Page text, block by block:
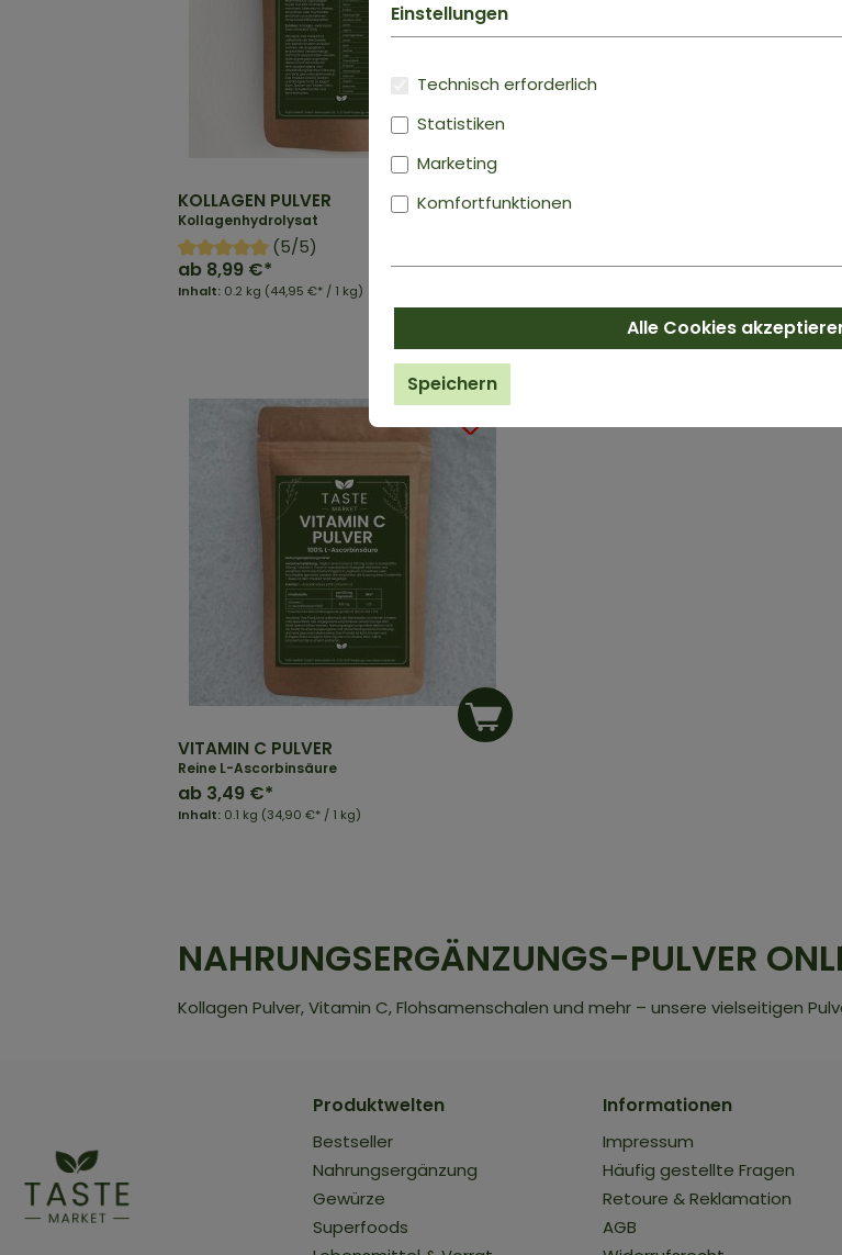
KOLLAGEN PULVER
Kollagenhydrolysat
(5/5)
Inhalt: 0.2 kg (44,95 €* / 1 kg)
ab 8,99 €*
MSM PULVER
Inhalt:0.1 kg(39,90 €* / 1 kg)
VITAMIN C PULVER
Reine L-Ascorbinsäure
Inhalt: 0.1 kg (34,90 €* / 1 kg)
ab 3,49 €*
NAHRUNGSERGÄNZUNGS-PULVER
Kollagen Pulver, Vitamin C, Flohsamenschalen und mehr – unsere vielseitigen
Produktwelten
Bestseller
Nahrungsergänzung
Gewürze
Superfoods
Informationen
Impressum
Häufig gestellte Fragen
Retoure & Reklamation
AGB
Einstellungen
Technisch erforderlich
Statistiken
Marketing
Komfortfunktionen
Alle Cookies
Speichern